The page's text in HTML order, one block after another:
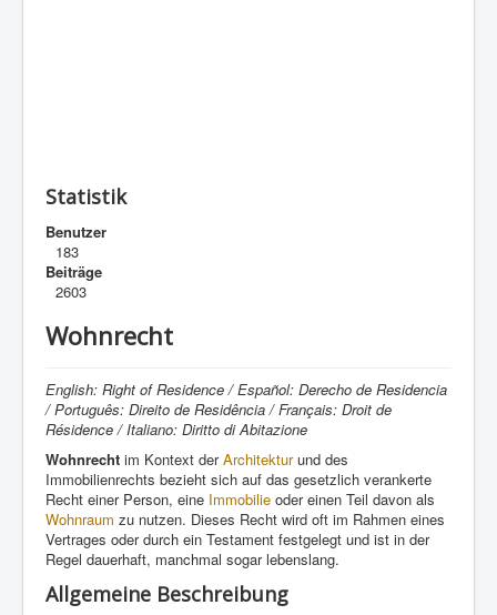
Statistik
Benutzer
183
Beiträge
2603
Wohnrecht
English: Right of Residence / Español: Derecho de Residencia
/ Português: Direito de Residência / Français: Droit de
Résidence / Italiano: Diritto di Abitazione
Wohnrecht im Kontext derArchitekturund des
Immobilienrechts bezieht sich auf das gesetzlich verankerte
Recht einer Person, eine Immobilie oder einen Teil davon als
Wohnraum zu nutzen. Dieses Recht wird oft im Rahmen eines
Vertrages oder durch ein Testament festgelegt und ist in der
Regel dauerhaft, manchmal sogar lebenslang.
Allgemeine Beschreibung